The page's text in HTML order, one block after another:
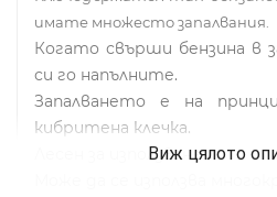
имате множесто запалвания.
Когато свърши бензина в
си го напълните.
Запалването е на
кибритена клечка.
Лесен за използване